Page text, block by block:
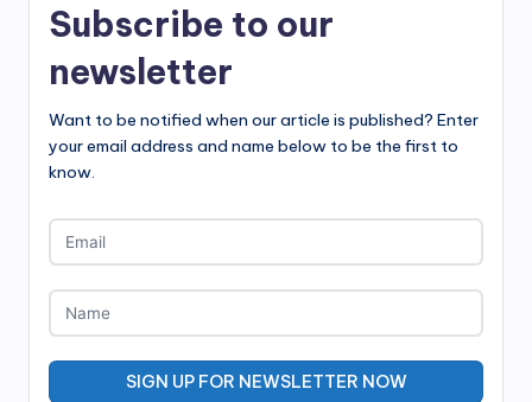
Subscribe to our
newsletter
Want to be notified when our article is published? Enter
your email address and name below to be the first to
know.